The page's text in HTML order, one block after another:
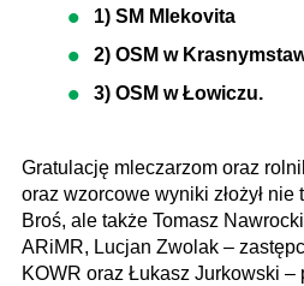
1) SM Mlekovita
2) OSM w
3) OSM w Łowiczu.
Gratulację mleczarzom oraz
oraz wzorcowe wyniki złożył
Broś, ale także Tomasz
ARiMR, Lucjan Zwolak –
KOWR oraz Łukasz Jurkowski –